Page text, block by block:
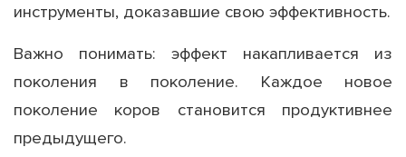
инструменты, доказавшие свою эффективность.
Важно понимать: эффект накапливается из
поколения в поколение. Каждое новое
поколение коров становится продуктивнее
предыдущего.